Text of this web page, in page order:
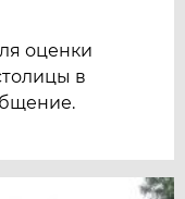
оценки
в